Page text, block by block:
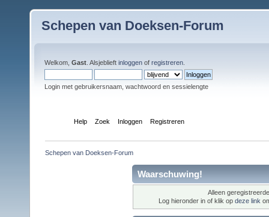
Schepen van Doeksen-Forum
Welkom, Gast . Alsjeblieft inloggen of registreren
Login met gebruikersnaam, wachtwoord en sessielengte
Help Zoek Inloggen Registreren
Schepen van Doeksen-Forum
Waarschuwing!
Alleen
Log hieronder in of klik op deze link